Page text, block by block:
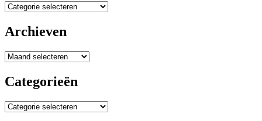
Categorieën
Archieven
Archieven
Categorieën
Categorieën